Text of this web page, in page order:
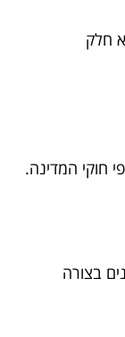
חלק
חוקי המדינה.
בצורה